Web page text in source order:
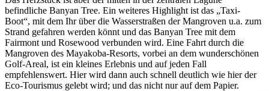
befindliche Banyan Tree. Ein weiteres Highlight ist das „Taxi-
Boot“, mit dem Ihr über die Wasserstraßen der Mangroven u.a. zum
Strand gefahren werden könnt und das Banyan Tree mit dem
Fairmont und Rosewood verbunden wird. Eine Fahrt durch die
Mangroven des Mayakoba-Resorts, vorbei an dem wunderschönen
Golf-Areal, ist ein kleines Erlebnis und auf jeden Fall
empfehlenswert. Hier wird dann auch schnell deutlich wie hier der
Eco-Tourismus gelebt wird; und das nicht nur auf dem Papier.